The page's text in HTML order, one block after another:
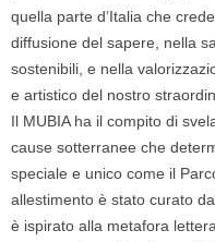
quella parte d’Italia che
diffusione del sapere, nella
sostenibili, e nella
e artistico del nostro
Il MUBIA ha il compito di
cause sotterranee che
speciale e unico come il
allestimento è stato curato
è ispirato alla metafora